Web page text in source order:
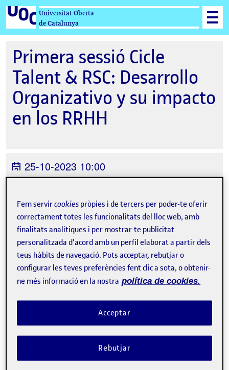
Universitat Oberta
de Catalunya
Primera sessió Cicle
Talent & RSC: Desarrollo
Organizativo y su impacto
en los RRHH
25-10-2023 10:00
Organitzat perUOC Alumni
Tweet
La inscripció ha finalitzat.
Inscriure-s'hi
Fem servircookies pròpies i de tercers per poder-te oferir
correctament totes les funcionalitats del lloc web, amb
finalitats analítiques i per mostrar-te publicitat
personalitzada d'acord amb un perfil elaborat a partir dels
teus hàbits de navegació. Pots acceptar, rebutjar o
configurar les teves preferències fent clic a sota, o obtenir-
ne més informació en la nostra política de cookies.
Rebutjar
Acceptar